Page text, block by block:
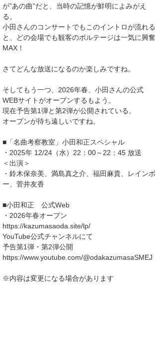
が”あの曲”だと、当時の記憶が鮮明によみがえ
る。
小田さんのコンサートでもこのイントロが流れる
と、どの会場でも観客のボルテージは一気に興奮
MAX！
さてどんな放送になるのか楽しみですね。
そしてもう一つ、2026年春、小田さんの公式
WEBサイトがオープンするもよう。
現在予告第1弾と第2弾が公開されている。
オープンが待ち遠しいですね。
■「名曲考察教室」小田和正スペシャル
・2025年 12/24（水）22：00～22：45 放送
＜出演＞
・鈴木保奈美、満島真之介、福田麻貴、レインボ
ー、菅井友香
■小田和正 公式Web
・2026年春オープン
https://kazumasaoda.site/lp/
YouTube公式チャンネルにて
予告第1弾・第2弾公開
https://www.youtube.com/@odakazumasaSMEJ
※内容は変更になる場合があります